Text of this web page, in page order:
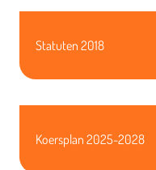
Statuten 2018
Koersplan 2025-2028